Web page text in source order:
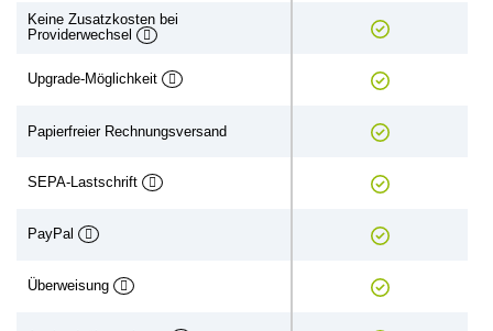
Keine Zusatzkosten bei
Providerwechsel
Upgrade-Möglichkeit
Papierfreier Rechnungsversand
SEPA-Lastschrift
PayPal
Überweisung